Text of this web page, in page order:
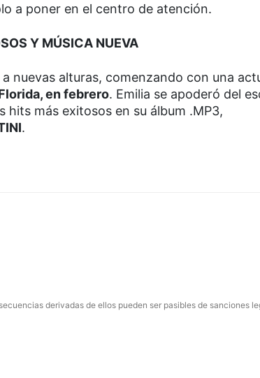
a poner en el centro de atención.
Y MÚSICA NUEVA
nuevas alturas, comenzando con una
en febrero. Emilia se apoderó del
más exitosos en su álbum .MP3,
.
derivadas de ellos pueden ser pasibles de sanciones